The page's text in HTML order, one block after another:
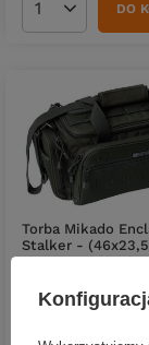
Ilość DO
Torba Mikado
Stalker -
119,79 zł